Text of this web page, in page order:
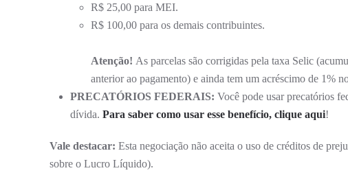
R$ 25,00 para MEI.
R$ 100,00 para os demais contribuintes.
Atenção! As parcelas são corrigidas pela taxa Selic
anterior ao pagamento) e ainda tem um acréscimo de 1%
PRECATÓRIOS FEDERAIS: Você pode usar precatórios
dívida. Para saber como usar esse benefício, clique aqui!
Vale destacar: Esta negociação não aceita o uso de créditos de
sobre o Lucro Líquido).